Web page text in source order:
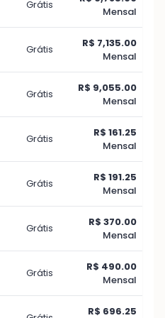
Grátis
Mensal
Grátis
R$ 7,135.00
Mensal
Grátis
R$ 9,055.00
Mensal
Grátis
R$ 161.25
Mensal
Grátis
R$ 191.25
Mensal
Grátis
R$ 370.00
Mensal
Grátis
R$ 490.00
Mensal
R$ 696.25